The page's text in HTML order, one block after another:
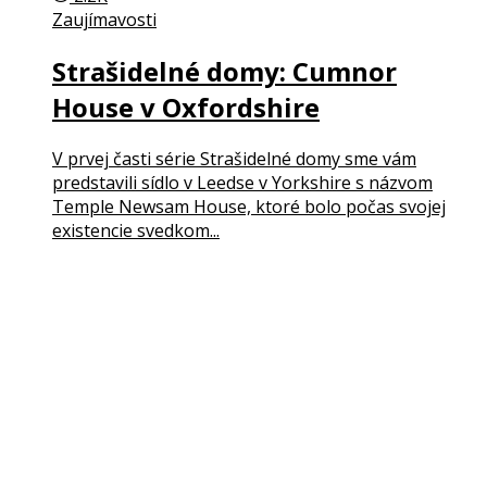
Zaujímavosti
Strašidelné domy: Cumnor
House v Oxfordshire
V prvej časti série Strašidelné domy sme vám
predstavili sídlo v Leedse v Yorkshire s názvom
Temple Newsam House, ktoré bolo počas svojej
existencie svedkom...